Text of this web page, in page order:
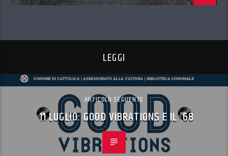
LEGGI
ARTICOLO SEGUENTE
11 LUGLIO: GOOD VIBRATIONS E IL ’68